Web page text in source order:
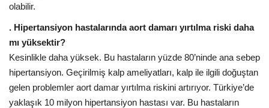
olabilir.
. Hipertansiyon hastalarında aort damarı yırtılma riski daha
mı yüksektir?
Kesinlikle daha yüksek. Bu hastaların yüzde 80’ninde ana sebep
hipertansiyon. Geçirilmiş kalp ameliyatları, kalp ile ilgili doğuştan
gelen problemler aort damar yırtılma riskini artırıyor. Türkiye’de
yaklaşık 10 milyon hipertansiyon hastası var. Bu hastaların